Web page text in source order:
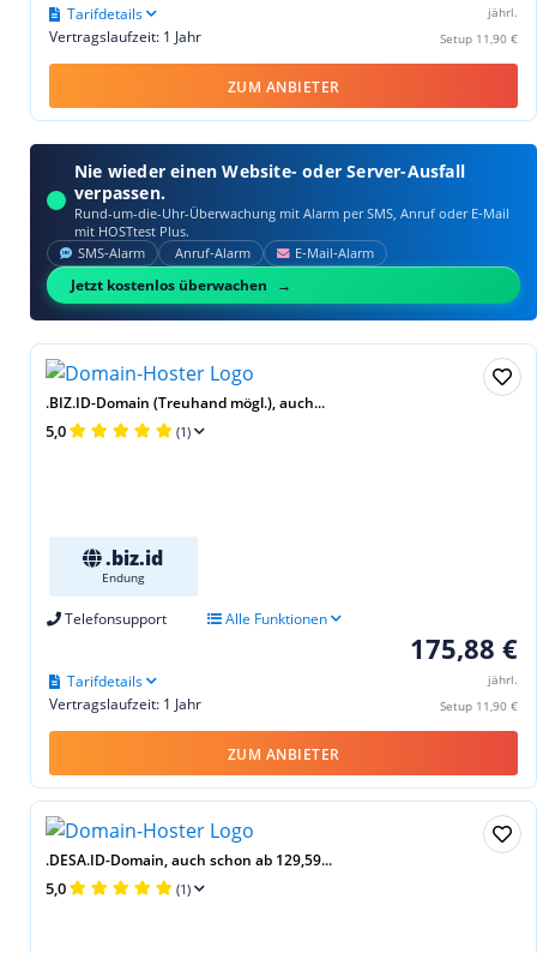
jährl.
Setup 11,90 €
Vertragslaufzeit: 1 Jahr
Tarifdetails
ZUM ANBIETER
Nie wieder einen Website- oder Server-Ausfall
verpassen.
Rund-um-die-Uhr-Überwachung mit Alarm per SMS, Anruf oder E‑Mail
mit HOSTtest Plus.
SMS‑Alarm Anruf‑Alarm E‑Mail‑Alarm
Jetzt kostenlos überwachen
.BIZ.ID-Domain (Treuhand mögl.), auch...
5,0 (1)
.biz.id
Endung
Telefonsupport Alle Funktionen
175,88 €
jährl.
Setup 11,90 €
Vertragslaufzeit: 1 Jahr
Tarifdetails
ZUM ANBIETER
.DESA.ID-Domain, auch schon ab 129,59...
5,0 (1)